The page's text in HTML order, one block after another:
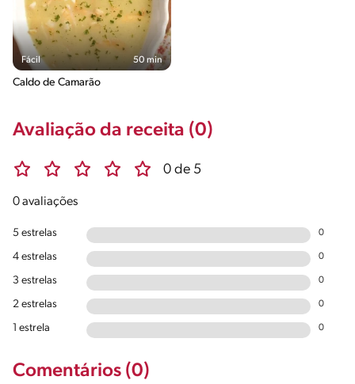
Fácil 50 min
Caldo de Camarão
Avaliação da receita (0)
0 de 5
0 avaliações
5 estrelas 0
4 estrelas 0
3 estrelas 0
2 estrelas 0
1 estrela 0
Comentários (0)